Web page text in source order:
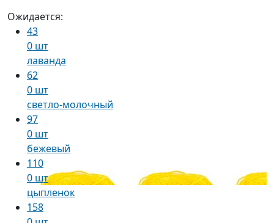
Ожидается:
43
0 шт
лаванда
62
0 шт
светло-молочный
97
0 шт
бежевый
110
0 шт
цыпленок
158